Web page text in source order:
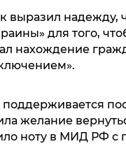
выразил надежду,
для того,
нахождение
желание
ноту в МИД РФ с